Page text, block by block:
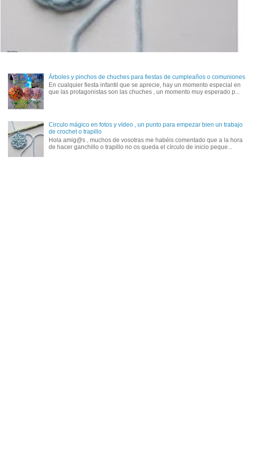
Árboles y pinchos de chuches para fiestas de cumpleaños o comuniones
En cualquier fiesta infantil que se aprecie, hay un momento especial en
que las protagonistas son las chuches , un momento muy esperado p...
Circulo mágico en fotos y vídeo , un punto para empezar bien un trabajo
de crochet o trapillo
Hola amig@s , muchos de vosotras me habéis comentado que a la hora
de hacer ganchillo o trapillo no os queda el círculo de inicio peque...